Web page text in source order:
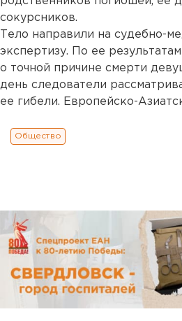
сокурсников.
Тело направили на судебно-
экспертизу. По ее
о точной причине смерти
день следователи
ее гибели. Европейско-
Общество